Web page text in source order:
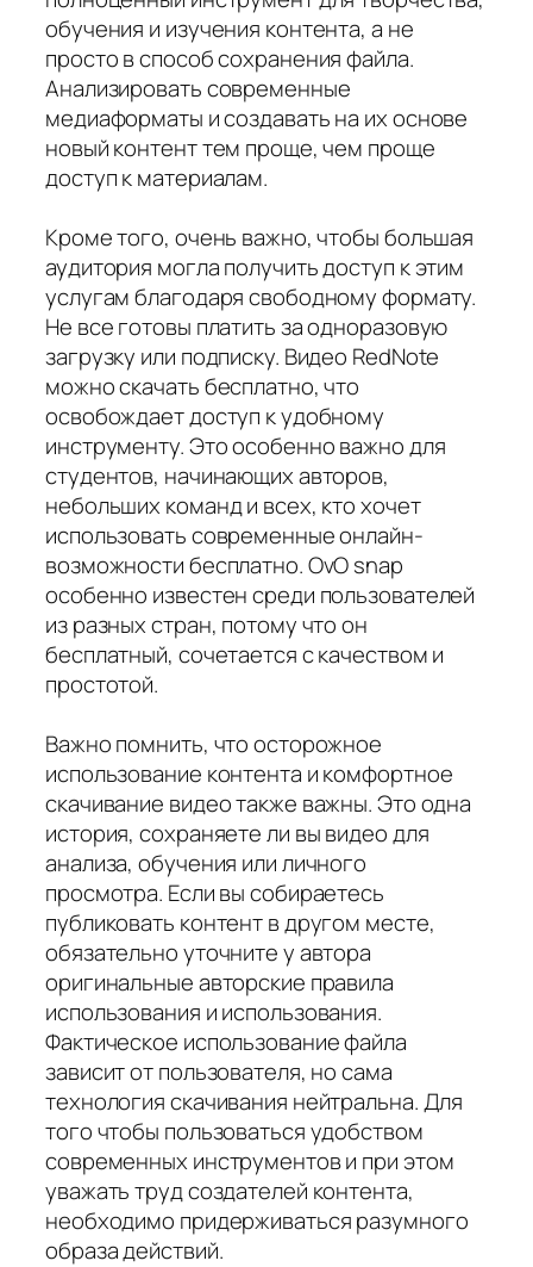
обучения и изучения контента, а не
просто в способ сохранения файла.
Анализировать современные
медиаформаты и создавать на их основе
новый контент тем проще, чем проще
доступ к материалам.
Кроме того, очень важно, чтобы большая
аудитория могла получить доступ к этим
услугам благодаря свободному формату.
Не все готовы платить за одноразовую
загрузку или подписку. Видео RedNote
можно скачать бесплатно, что
освобождает доступ к удобному
инструменту. Это особенно важно для
студентов, начинающих авторов,
небольших команд и всех, кто хочет
использовать современные онлайн-
возможности бесплатно. OvO snap
особенно известен среди пользователей
из разных стран, потому что он
бесплатный, сочетается с качеством и
простотой.
Важно помнить, что осторожное
использование контента и комфортное
скачивание видео также важны. Это одна
история, сохраняете ли вы видео для
анализа, обучения или личного
просмотра. Если вы собираетесь
публиковать контент в другом месте,
обязательно уточните у автора
оригинальные авторские правила
использования и использования.
Фактическое использование файла
зависит от пользователя, но сама
технология скачивания нейтральна. Для
того чтобы пользоваться удобством
современных инструментов и при этом
уважать труд создателей контента,
необходимо придерживаться разумного
образа действий.